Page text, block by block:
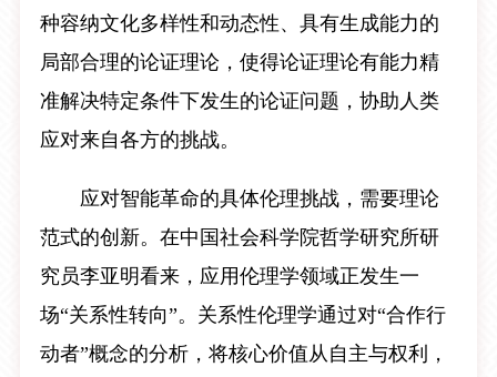
种容纳文化多样性和动态性、具有生成能力的
局部合理的论证理论，使得论证理论有能力精
准解决特定条件下发生的论证问题，协助人类
应对来自各方的挑战。
应对智能革命的具体伦理挑战，需要理论
范式的创新。在中国社会科学院哲学研究所研
究员李亚明看来，应用伦理学领域正发生一
场“关系性转向”。关系性伦理学通过对“合作行
动者”概念的分析，将核心价值从自主与权利，